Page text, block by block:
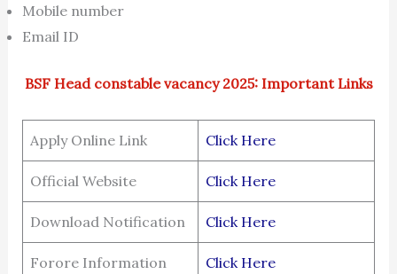
Mobile number
Email ID
BSF Head constable vacancy 2025: Important Links
Apply Online Link Click Here
Official Website Click Here
Download Notification Click Here
Forore Information Click Here